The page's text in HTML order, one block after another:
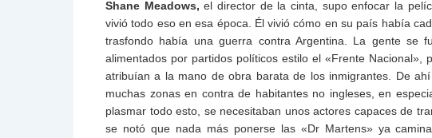
Shane Meadows, el director de la cinta, supo enfocar la
vivió todo eso en esa época. Él vivió cómo en su país había
trasfondo había una guerra contra Argentina. La gente se
alimentados por partidos políticos estilo el «Frente
atribuían a la mano de obra barata de los inmigrantes. De
muchas zonas en contra de habitantes no ingleses, en
plasmar todo esto, se necesitaban unos actores capaces de
se notó que nada más ponerse las «Dr Martens» ya